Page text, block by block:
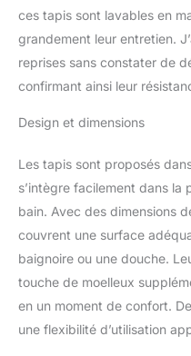
ces tapis sont lavables en
grandement leur entretien.
reprises sans constater de
confirmant ainsi leur
Design et dimensions
Les tapis sont proposés
s’intègre facilement dans
bain. Avec des dimensions
couvrent une surface
baignoire ou une douche.
touche de moelleux
en un moment de confort.
une flexibilité d’utilisation